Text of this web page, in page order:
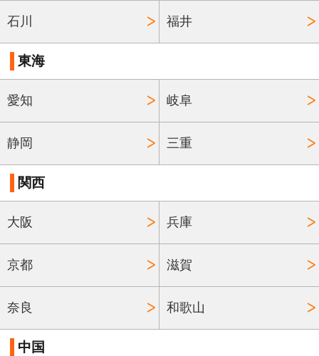
石川 福井
東海
愛知 岐阜
静岡 三重
関西
大阪 兵庫
京都 滋賀
奈良 和歌山
中国